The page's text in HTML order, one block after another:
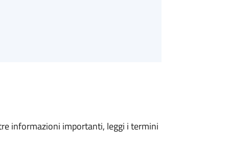
informazioni importanti, leggi i termini